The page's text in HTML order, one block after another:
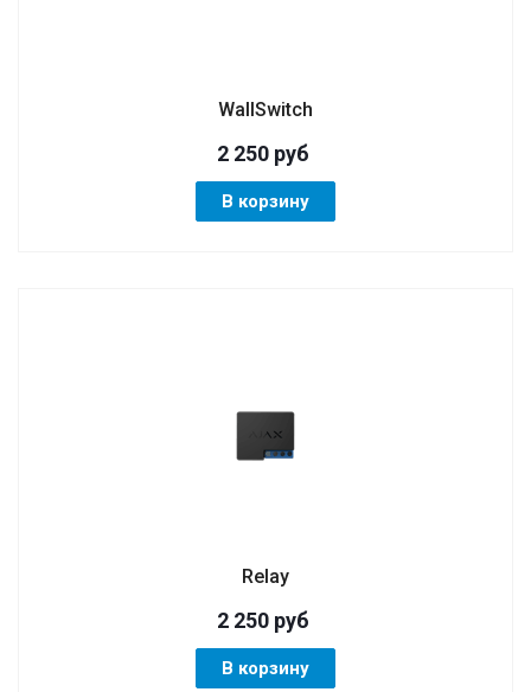
WallSwitch
2 250руб
В корзину
Relay
2 250руб
В корзину